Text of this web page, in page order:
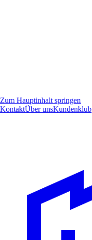
Zum Hauptinhalt springen
KontaktÜber unsKundenklub